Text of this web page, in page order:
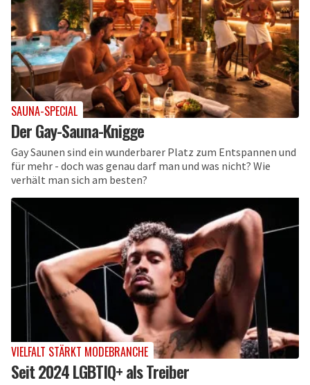
SAUNA-SPECIAL
Der Gay-Sauna-Knigge
Gay Saunen sind ein wunderbarer Platz zum Entspannen und
für mehr - doch was genau darf man und was nicht? Wie
verhält man sich am besten?
VIELFALT STÄRKT MODEBRANCHE
Seit 2024 LGBTIQ+ als Treiber